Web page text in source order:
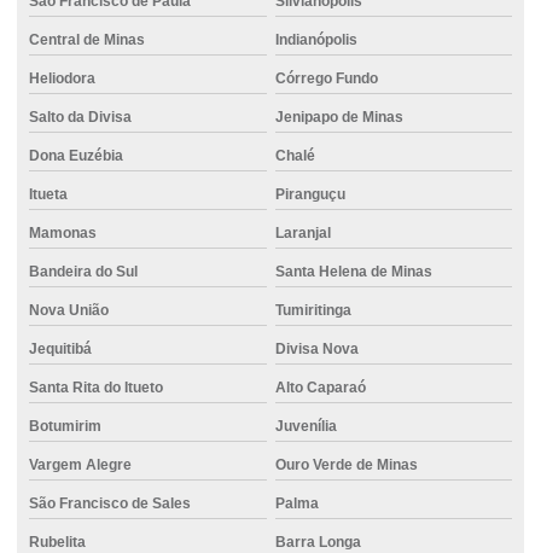
Central de Minas Indianópolis
Heliodora Córrego Fundo
Salto da Divisa Jenipapo de Minas
Dona Euzébia Chalé
Itueta Piranguçu
Mamonas Laranjal
Bandeira do Sul Santa Helena de Minas
Nova União Tumiritinga
Jequitibá Divisa Nova
Santa Rita do Itueto Alto Caparaó
Botumirim Juvenília
Vargem Alegre Ouro Verde de Minas
São Francisco de Sales Palma
Rubelita Barra Longa